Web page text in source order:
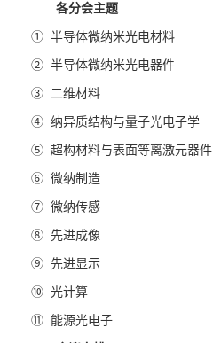
各分会主题
① 半导体微纳米光电材料
② 半导体微纳米光电器件
③ 二维材料
④ 纳异质结构与量子光电子学
⑤ 超构材料与表面等离激元器件
⑥ 微纳制造
⑦ 微纳传感
⑧ 先进成像
⑨ 先进显示
⑩ 光计算
⑪ 能源光电子